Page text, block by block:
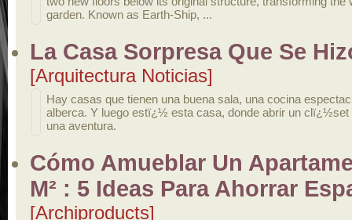
garden. Known as Earth-Ship, ...
La Casa Sorpresa Que Se
[Arquitectura Noticias]
Hay casas que tienen una buena sala, una cocina
alberca. Y luego estï¿½ esta casa, donde abrir un clï¿½set
una aventura.
Cómo Amueblar Un
M² : 5 Ideas Para Ahorrar
[Archiproducts]